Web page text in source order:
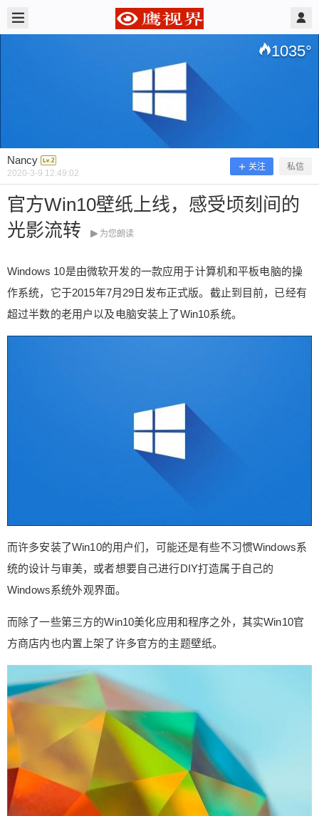
1035°
Nancy
2020-3-9 12:49:02
关注 私信
官方Win10壁纸上线，感受顷刻间的
光影流转
为您朗读
Windows 10是由微软开发的一款应用于计算机和平板电脑的操
作系统，它于2015年7月29日发布正式版。截止到目前，已经有
超过半数的老用户以及电脑安装上了Win10系统。
而许多安装了Win10的用户们，可能还是有些不习惯Windows系
统的设计与审美，或者想要自己进行DIY打造属于自己的
Windows系统外观界面。
而除了一些第三方的Win10美化应用和程序之外，其实Win10官
方商店内也内置上架了许多官方的主题壁纸。
Nancy @ 鹰视界 2020/3/09
官方Win10壁纸上线，感受顷刻间的光
Windows 10是由微软开发的一款应用于计算机和平
审美，或者想要自己进行DIY打造属于自己的Windo
ws系统外观界面。 而除了一些第三方的Win10美化
应用和程序之外，其实Win10官方商店内也内置上
架了许多官方的主题壁纸。 而最近，微软就为Wind
ows10用户上架了全新的壁纸主题包，这个壁纸主
微软也是在其中提供了18张信息度高达4K的有关光
的折射反射的壁纸，大小为8.55M。 如果大家喜欢
的话，可以去微软的官方应用商店搜索这款主题壁
纸的名称下载体验即可哦，还是十分漂亮的。 （来
源： 小谦 ） 0 收藏